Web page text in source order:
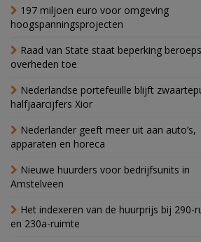
197 miljoen euro voor omgeving
hoogspanningsprojecten
Raad van State staat beperking
overheden toe
Nederlandse portefeuille blijft
halfjaarcijfers Xior
Nederlander geeft meer uit aan auto’s,
apparaten en horeca
Nieuwe huurders voor bedrijfsunits in
Amstelveen
Het indexeren van de huurprijs bij 290-
en 230a-ruimte